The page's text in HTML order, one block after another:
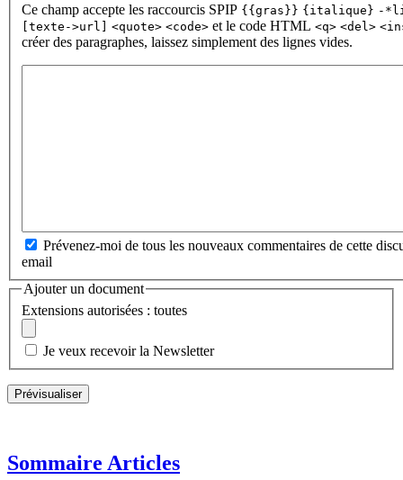
Ce champ accepte les raccourcis SPIP {{gras}} {italique} -
[texte->url]
<quote> <code> et le code HTML <q> <del>
créer des paragraphes, laissez simplement des lignes vides.
Prévenez-moi de tous les nouveaux commentaires de cette
email
Ajouter un document
Extensions autorisées : toutes
Je veux recevoir la Newsletter
Sommaire Articles